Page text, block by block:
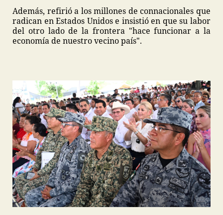
Además, refirió a los millones de connacionales que
radican en Estados Unidos e insistió en que su labor
del otro lado de la frontera "hace funcionar a la
economía de nuestro vecino país".